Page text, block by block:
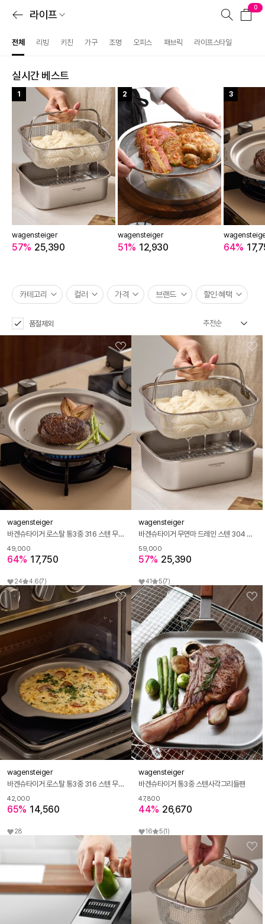
라이프
0
전체 리빙 키친 가구 조명 오피스 패브릭 라이프스타일
실시간 베스트
1
wagensteiger
57% 25,390
2
wagensteiger
51% 12,930
3
64%
카테고리 컬러 가격 브랜드 할인·혜택
품절제외
wagensteiger
바겐슈타이거 로스탈 통3중 316 스텐 무연마제 플랫팬 20cm
49,000
64% 17,750
24 4.6(7)
wagensteiger
바겐슈타이거 무연마 드레인 스텐 304 박스 L 뚜껑 채반
59,000
57% 25,390
41 5(7)
wagensteiger
바겐슈타이거 로스탈 통3중 316 스텐 무연마제 플랫팬 18cm
42,000
65% 14,560
28
wagensteiger
바겐슈타이거 통3중 스텐사각그리들팬
47,800
44% 26,670
16 5(1)